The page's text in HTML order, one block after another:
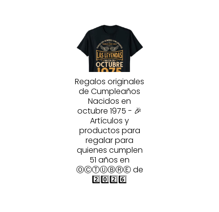
Regalos originales
de Cumpleaños
Nacidos en
octubre 1975 - 🎉
Artículos y
productos para
regalar para
quienes cumplen
51 años en
ⓄⒸⓉⓊⒷⓇⒺ de
2️⃣0️⃣2️⃣6️⃣